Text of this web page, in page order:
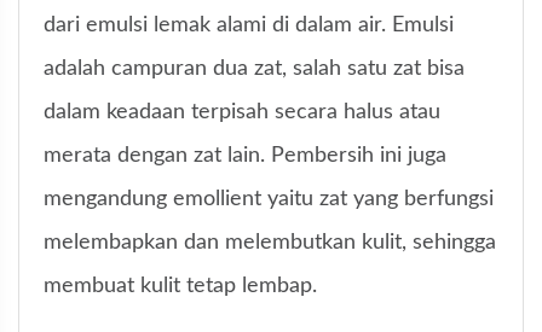
dari emulsi lemak alami di dalam air. Emulsi
adalah campuran dua zat, salah satu zat bisa
dalam keadaan terpisah secara halus atau
merata dengan zat lain. Pembersih ini juga
mengandung emollient yaitu zat yang berfungsi
melembapkan dan melembutkan kulit, sehingga
membuat kulit tetap lembap.